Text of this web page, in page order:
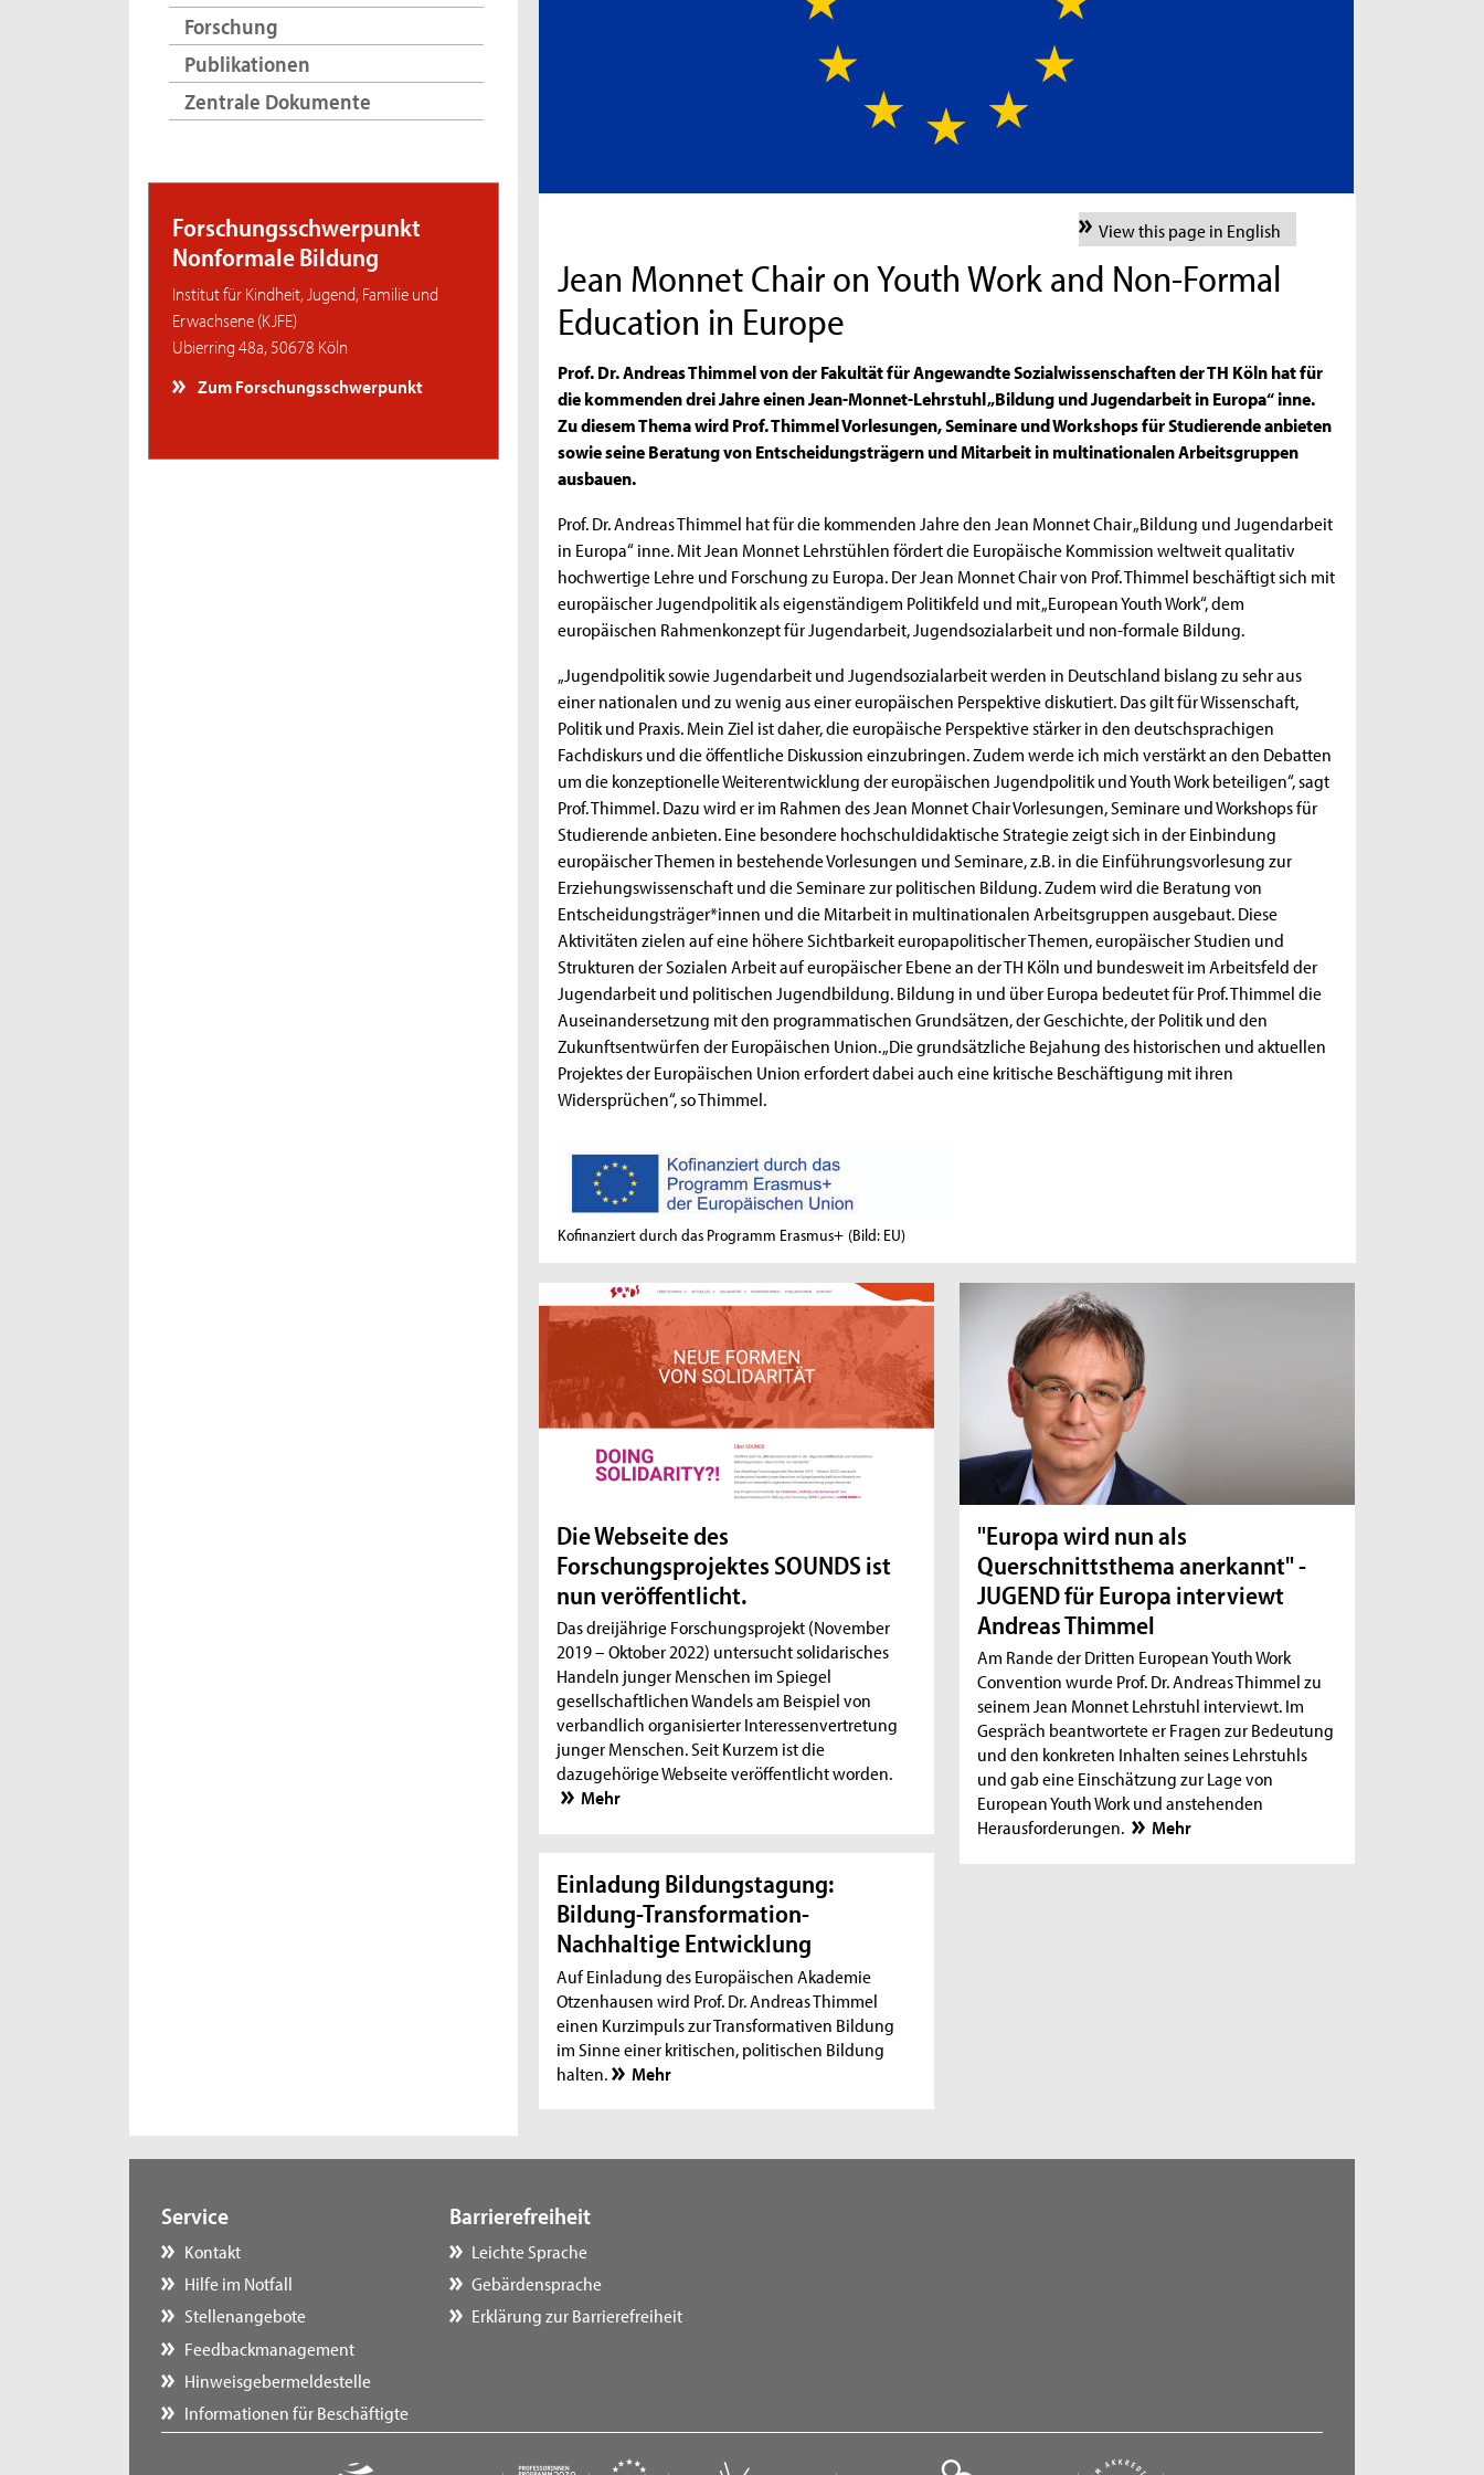
Forschung
Publikationen
Zentrale Dokumente
Forschungsschwerpunkt
Nonformale Bildung
Institut für Kindheit, Jugend, Familie und
Erwachsene (KJFE)
Ubierring 48a, 50678 Köln
Zum Forschungsschwerpunkt
View this page in English
Jean Monnet Chair on Youth Work and Non-Formal
Education in Europe
Prof. Dr. Andreas Thimmel von der Fakultät für Angewandte Sozialwissenschaften der TH Köln hat für
die kommenden drei Jahre einen Jean-Monnet-Lehrstuhl „Bildung und Jugendarbeit in Europa“ inne.
Zu diesem Thema wird Prof. Thimmel Vorlesungen, Seminare und Workshops für Studierende anbieten
sowie seine Beratung von Entscheidungsträgern und Mitarbeit in multinationalen Arbeitsgruppen
ausbauen.
Prof. Dr. Andreas Thimmel hat für die kommenden Jahre den Jean Monnet Chair „Bildung und Jugendarbeit
in Europa“ inne. Mit Jean Monnet Lehrstühlen fördert die Europäische Kommission weltweit qualitativ
hochwertige Lehre und Forschung zu Europa. Der Jean Monnet Chair von Prof. Thimmel beschäftigt sich mit
europäischer Jugendpolitik als eigenständigem Politikfeld und mit „European Youth Work“, dem
europäischen Rahmenkonzept für Jugendarbeit, Jugendsozialarbeit und non-formale Bildung.
„Jugendpolitik sowie Jugendarbeit und Jugendsozialarbeit werden in Deutschland bislang zu sehr aus
einer nationalen und zu wenig aus einer europäischen Perspektive diskutiert. Das gilt für Wissenschaft,
Politik und Praxis. Mein Ziel ist daher, die europäische Perspektive stärker in den deutschsprachigen
Fachdiskurs und die öffentliche Diskussion einzubringen. Zudem werde ich mich verstärkt an den Debatten
um die konzeptionelle Weiterentwicklung der europäischen Jugendpolitik und Youth Work beteiligen“, sagt
Prof. Thimmel. Dazu wird er im Rahmen des Jean Monnet Chair Vorlesungen, Seminare und Workshops für
Studierende anbieten. Eine besondere hochschuldidaktische Strategie zeigt sich in der Einbindung
europäischer Themen in bestehende Vorlesungen und Seminare, z.B. in die Einführungsvorlesung zur
Erziehungswissenschaft und die Seminare zur politischen Bildung. Zudem wird die Beratung von
Entscheidungsträger*innen und die Mitarbeit in multinationalen Arbeitsgruppen ausgebaut. Diese
Aktivitäten zielen auf eine höhere Sichtbarkeit europapolitischer Themen, europäischer Studien und
Strukturen der Sozialen Arbeit auf europäischer Ebene an der TH Köln und bundesweit im Arbeitsfeld der
Jugendarbeit und politischen Jugendbildung. Bildung in und über Europa bedeutet für Prof. Thimmel die
Auseinandersetzung mit den programmatischen Grundsätzen, der Geschichte, der Politik und den
Zukunftsentwürfen der Europäischen Union. „Die grundsätzliche Bejahung des historischen und aktuellen
Projektes der Europäischen Union erfordert dabei auch eine kritische Beschäftigung mit ihren
Widersprüchen“, so Thimmel.
Kofinanziert durch das Programm Erasmus+ (Bild: EU)
Die Webseite des
Forschungsprojektes SOUNDS ist
nun veröffentlicht.
Das dreijährige Forschungsprojekt (November
2019 – Oktober 2022) untersucht solidarisches
Handeln junger Menschen im Spiegel
gesellschaftlichen Wandels am Beispiel von
verbandlich organisierter Interessenvertretung
junger Menschen. Seit Kurzem ist die
dazugehörige Webseite veröffentlicht worden.
Mehr
"Europa wird nun als
Querschnittsthema anerkannt" -
JUGEND für Europa interviewt
Andreas Thimmel
Am Rande der Dritten European Youth Work
Convention wurde Prof. Dr. Andreas Thimmel zu
seinem Jean Monnet Lehrstuhl interviewt. Im
Gespräch beantwortete er Fragen zur Bedeutung
und den konkreten Inhalten seines Lehrstuhls
und gab eine Einschätzung zur Lage von
European Youth Work und anstehenden
Herausforderungen.
Mehr
Einladung Bildungstagung:
Bildung-Transformation-
Nachhaltige Entwicklung
Auf Einladung des Europäischen Akademie
Otzenhausen wird Prof. Dr. Andreas Thimmel
einen Kurzimpuls zur Transformativen Bildung
im Sinne einer kritischen, politischen Bildung
halten.
Mehr
Service
Kontakt
Hilfe im Notfall
Stellenangebote
Feedbackmanagement
Hinweisgebermeldestelle
Informationen für Beschäftigte
Barrierefreiheit
Leichte Sprache
Gebärdensprache
Erklärung zur Barrierefreiheit